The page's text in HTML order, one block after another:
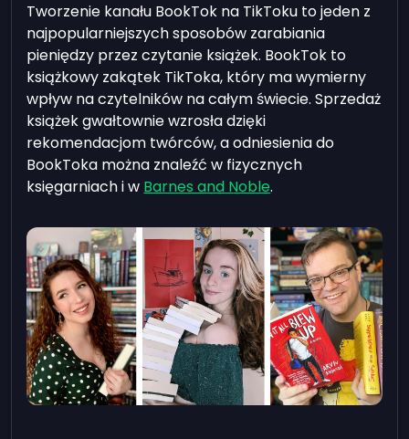
Tworzenie kanału BookTok na TikToku to jeden z
najpopularniejszych sposobów zarabiania
pieniędzy przez czytanie książek. BookTok to
książkowy zakątek TikToka, który ma wymierny
wpływ na czytelników na całym świecie. Sprzedaż
książek gwałtownie wzrosła dzięki
rekomendacjom twórców, a odniesienia do
BookToka można znaleźć w fizycznych
księgarniach i w Barnes and Noble.